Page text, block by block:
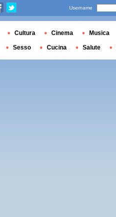
Username
Cultura Cinema Musica
Sesso Cucina Salute